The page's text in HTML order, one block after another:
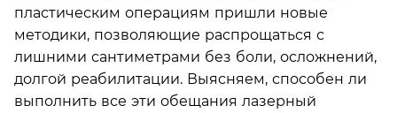
пластическим операциям пришли новые
методики, позволяющие распрощаться с
лишними сантиметрами без боли, осложнений,
долгой реабилитации. Выясняем, способен ли
выполнить все эти обещания лазерный